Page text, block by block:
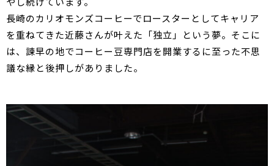
長崎のカリオモンズコーヒーでロースターとしてキャリア
を重ねてきた近藤さんが叶えた「独立」という夢。そこに
は、諫早の地でコーヒー豆専門店を開業するに至った不思
議な縁と後押しがありました。